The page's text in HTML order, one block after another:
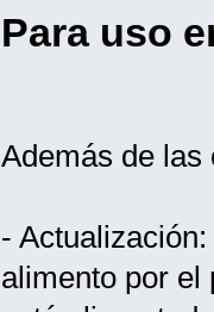
Para uso
Además de
-
alimento por el